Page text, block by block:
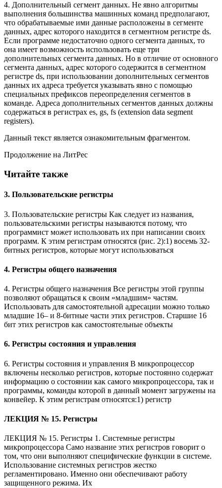
4. Дополнительный сегмент данных. Не явно алгоритмы
выполнения большинства машинных команд предполагают,
что обрабатываемые ими данные расположены в сегменте
данных, адрес которого находится в сегментном регистре ds.
Если программе недостаточно одного сегмента данных, то
она имеет возможность использовать еще три
дополнительных сегмента данных. Но в отличие от основного
сегмента данных, адрес которого содержится в сегментном
регистре ds, при использовании дополнительных сегментов
данных их адреса требуется указывать явно с помощью
специальных префиксов переопределения сегментов в
команде. Адреса дополнительных сегментов данных должны
содержаться в регистрах es, gs, fs (extension data segment
registers).
Данный текст является ознакомительным фрагментом.
Продолжение на ЛитРес
Читайте также
3. Пользовательские регистры
3. Пользовательские регистры Как следует из названия,
пользовательскими регистры называются потому, что
программист может использовать их при написании своих
программ. К этим регистрам относятся (рис. 2):1) восемь 32-
битных регистров, которые могут использоваться
4. Регистры общего назначения
4. Регистры общего назначения Все регистры этой группы
позволяют обращаться к своим «младшим» частям.
Использовать для самостоятельной адресации можно только
младшие 16– и 8-битные части этих регистров. Старшие 16
бит этих регистров как самостоятельные объекты
6. Регистры состояния и управления
6. Регистры состояния и управления В микропроцессор
включены несколько регистров, которые постоянно содержат
информацию о состоянии как самого микропроцессора, так и
программы, команды которой в данный момент загружены на
конвейер. К этим регистрам относятся:1) регистр
ЛЕКЦИЯ № 15. Регистры
ЛЕКЦИЯ № 15. Регистры 1. Системные регистры
микропроцессора Само название этих регистров говорит о
том, что они выполняют специфические функции в системе.
Использование системных регистров жестко
регламентировано. Именно они обеспечивают работу
защищенного режима. Их